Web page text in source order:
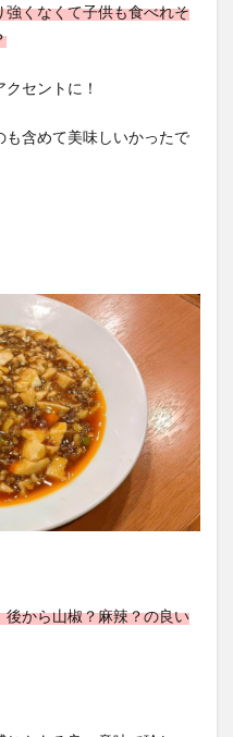
くなくて子供も食べれそ
セントに！
含めて美味しいかったで
から山椒？麻辣？の良い